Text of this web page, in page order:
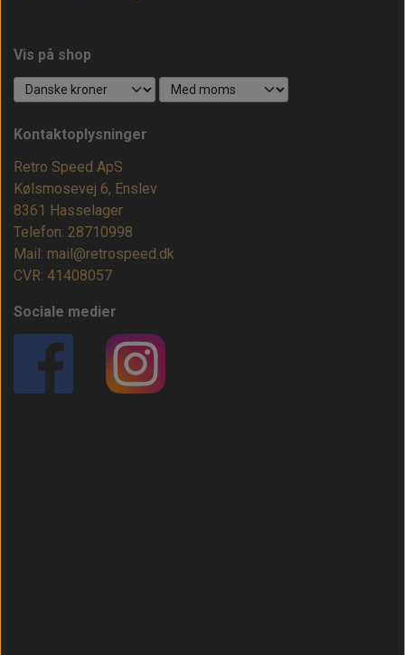
Vis på shop
Kontaktoplysninger
Retro Speed ApS
Kølsmosevej 6, Enslev
8361 Hasselager
Telefon: 28710998
Mail: mail@retrospeed.dk
CVR: 41408057
Sociale medier